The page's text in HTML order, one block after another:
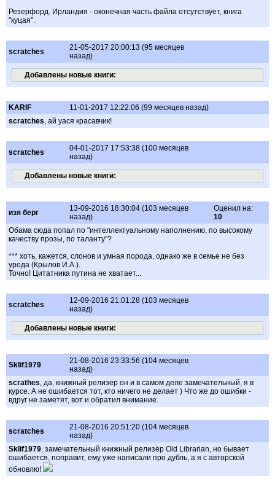
Резерфорд. Ирландия - оконечная часть файла отсутствует, книга
"куцая".
scratches
21-05-2017 20:00:13 (95 месяцев
назад)
Добавлены новые книги:
KARIF
11-01-2017 12:22:06 (99 месяцев назад)
scratches, ай уася красавчик!
scratches
04-01-2017 17:53:38 (100 месяцев
назад)
Добавлены новые книги:
изя берг
13-09-2016 18:30:04 (103 месяцев
назад)
Оценил на:
10
Обама сюда попал по "интеллектуальному наполнению, по высокому
качеству прозы, по таланту"?
*** хоть, кажется, слонов и умная порода, однако же в семье не без
урода (Крылов И.А.).
Точно! Цитатника путина не хватает...
scratches
12-09-2016 21:01:28 (103 месяцев
назад)
Добавлены новые книги:
Sklif1979
21-08-2016 23:33:56 (104 месяцев
назад)
scrathes, да, книжный релизер он и в самом деле замечательный, я в
курсе. А не ошибается тот, кто ничего не делает ) Что же до ошибки -
вдруг не заметят, вот и обратил внимание.
scratches
21-08-2016 20:51:20 (104 месяцев
назад)
Sklif1979, замечательный книжный релизёр Old Librarian, но бывает
ошибается, поправит, ему уже написали про дубль, а я с авторской
обновлю!